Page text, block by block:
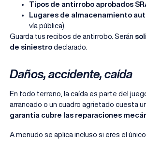
Tipos de antirrobo aprobados
Lugares de almacenamiento
vía pública).
Guarda tus recibos de antirrobo. Serán
de siniestro declarado.
Daños, accidente, caída
En todo terreno, la caída es parte del
arrancado o un cuadro agrietado cuesta
garantía cubre las reparaciones
A menudo se aplica incluso si eres el